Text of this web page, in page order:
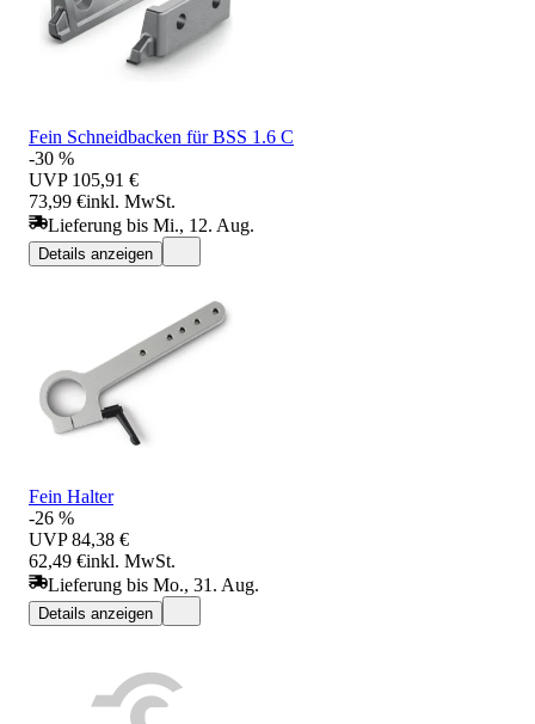
Fein Schneidbacken für BSS 1.6 C
-30 %
UVP 105,91 €
73,99 €inkl. MwSt.
Lieferung bis Mi., 12. Aug.
Details anzeigen
Fein Halter
-26 %
UVP 84,38 €
62,49 €inkl. MwSt.
Lieferung bis Mo., 31. Aug.
Details anzeigen